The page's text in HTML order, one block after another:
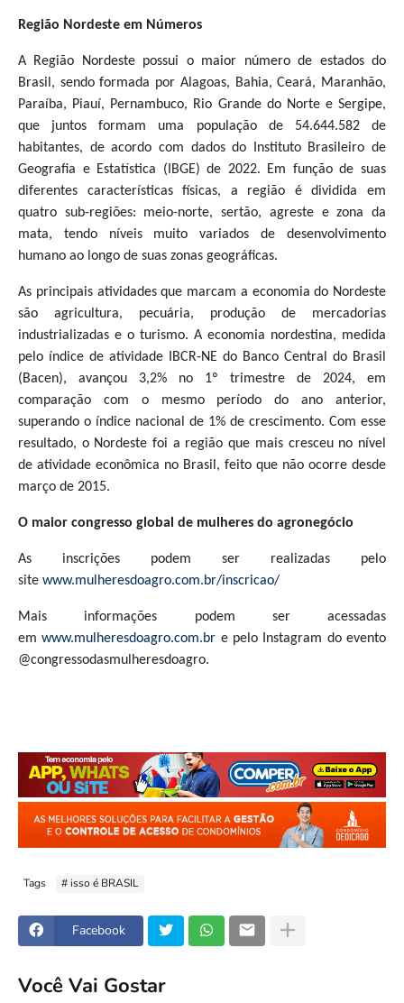
Região Nordeste em Números
A Região Nordeste possui o maior número de estados do
Brasil, sendo formada por Alagoas, Bahia, Ceará, Maranhão,
Paraíba, Piauí, Pernambuco, Rio Grande do Norte e Sergipe,
que juntos formam uma população de 54.644.582 de
habitantes, de acordo com dados do Instituto Brasileiro de
Geografia e Estatística (IBGE) de 2022. Em função de suas
diferentes características físicas, a região é dividida em
quatro sub-regiões: meio-norte, sertão, agreste e zona da
mata, tendo níveis muito variados de desenvolvimento
humano ao longo de suas zonas geográficas.
As principais atividades que marcam a economia do Nordeste
são agricultura, pecuária, produção de mercadorias
industrializadas e o turismo. A economia nordestina, medida
pelo índice de atividade IBCR-NE do Banco Central do Brasil
(Bacen), avançou 3,2% no 1º trimestre de 2024, em
comparação com o mesmo período do ano anterior,
superando o índice nacional de 1% de crescimento. Com esse
resultado, o Nordeste foi a região que mais cresceu no nível
de atividade econômica no Brasil, feito que não ocorre desde
março de 2015.
O maior congresso global de mulheres do agronegócio
As inscrições podem ser realizadas pelo
site www.mulheresdoagro.com.br/inscricao/
Mais informações podem ser acessadas
emwww.mulheresdoagro.com.br e pelo Instagram do evento
@congressodasmulheresdoagro.
Tags # isso é BRASIL
Facebook
Você Vai Gostar